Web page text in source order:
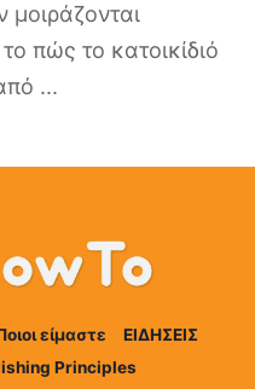
μοιράζονται
πώς το κατοικίδιό
...
είμαστε
ΕΙΔΗΣΕΙΣ
Principles